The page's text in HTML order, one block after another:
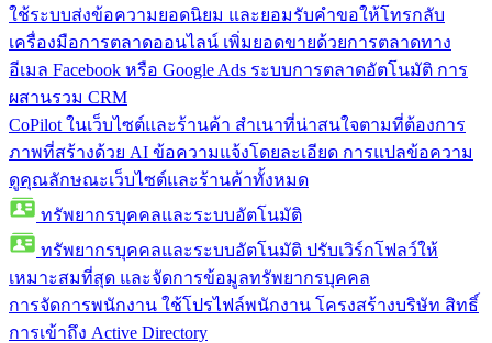
ใช้ระบบส่งข้อความยอดนิยม และยอมรับคำขอให้โทรกลับ
เครื่องมือการตลาดออนไลน์ เพิ่มยอดขายด้วยการตลาดทาง
อีเมล Facebook หรือ Google Ads ระบบการตลาดอัตโนมัติ การ
ผสานรวม CRM
CoPilot ในเว็บไซต์และร้านค้า สำเนาที่น่าสนใจตามที่ต้องการ
ภาพที่สร้างด้วย AI ข้อความแจ้งโดยละเอียด การแปลข้อความ
ดูคุณลักษณะเว็บไซต์และร้านค้าทั้งหมด
ทรัพยากรบุคคลและระบบอัตโนมัติ
ทรัพยากรบุคคลและระบบอัตโนมัติ ปรับเวิร์กโฟลว์ให้
เหมาะสมที่สุด และจัดการข้อมูลทรัพยากรบุคคล
การจัดการพนักงาน ใช้โปรไฟล์พนักงาน โครงสร้างบริษัท สิทธิ์
การเข้าถึง Active Directory